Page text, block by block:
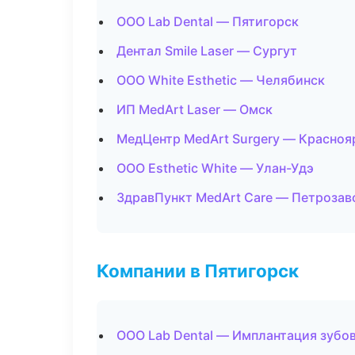
ООО Lab Dental — Пятигорск
Дентал Smile Laser — Сургут
ООО White Esthetic — Челябинск
ИП MedArt Laser — Омск
МедЦентр MedArt Surgery —
ООО Esthetic White — Улан-Удэ
ЗдравПункт MedArt Care —
Компании в Пятигорск
ООО Lab Dental — Имплантация